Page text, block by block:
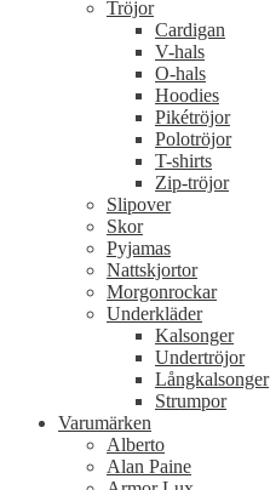
Tröjor
Cardigan
V-hals
O-hals
Hoodies
Pikétröjor
Polotröjor
T-shirts
Zip-tröjor
Slipover
Skor
Pyjamas
Nattskjortor
Morgonrockar
Underkläder
Kalsonger
Undertröjor
Långkalsonger
Strumpor
Varumärken
Alberto
Alan Paine